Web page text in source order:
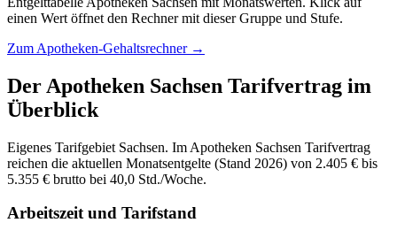
einen Wert öffnet den Rechner mit dieser Gruppe und Stufe.
Zum Apotheken-Gehaltsrechner→
Der Apotheken Sachsen Tarifvertrag im
Überblick
Eigenes Tarifgebiet Sachsen. Im Apotheken Sachsen Tarifvertrag
reichen die aktuellen Monatsentgelte (Stand 2026) von 2.405 € bis
5.355 € brutto bei 40,0 Std./Woche.
Arbeitszeit und Tarifstand